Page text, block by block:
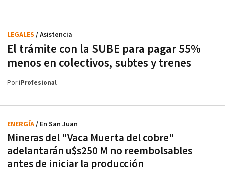
El trámite con la SUBE para pagar 55%
menos en colectivos, subtes y trenes
LEGALES / Asistencia
PoriProfesional
Mineras del "Vaca Muerta del cobre"
adelantarán u$s250 M no reembolsables
antes de iniciar la producción
ENERGÍA/ En San Juan